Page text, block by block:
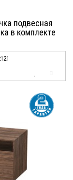
подвесная
в комплекте